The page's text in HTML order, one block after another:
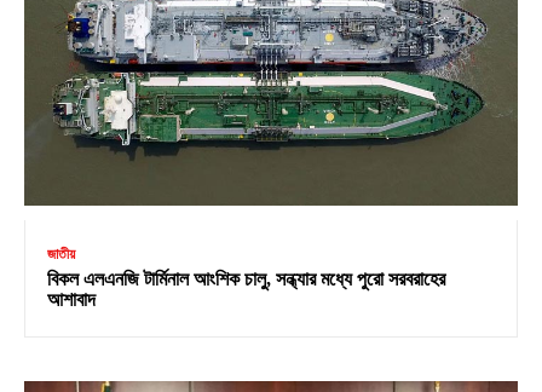
জাতীয়
বিকল এলএনজি টার্মিনাল আংশিক চালু, সন্ধ্যার মধ্যে পুরো সরবরাহের
আশাবাদ